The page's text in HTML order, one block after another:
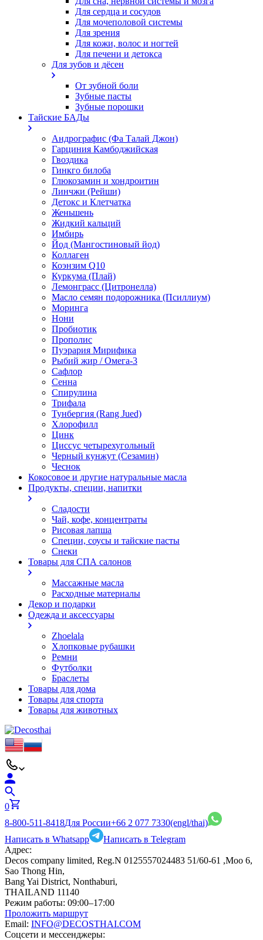
Для сердца и сосудов
Для мочеполовой системы
Для зрения
Для кожи, волос и ногтей
Для печени и детокса
Для зубов и дёсен
От зубной боли
Зубные пасты
Зубные порошки
Тайские БАДы
Андрографис (Фа Талай Джон)
Гарциния Камбоджийская
Гвоздика
Гинкго билоба
Глюкозамин и хондроитин
Линчжи (Рейши)
Детокс и Клетчатка
Женьшень
Жидкий кальций
Имбирь
Йод (Мангостиновый йод)
Коллаген
Коэнзим Q10
Куркума (Плай)
Лемонграсс (Цитронелла)
Масло семян подорожника (Псиллиум)
Моринга
Нони
Пробиотик
Прополис
Пуэрария Мирифика
Рыбий жир / Омега-3
Сафлор
Сенна
Спирулина
Трифала
Тунбергия (Rang Jued)
Хлорофилл
Цинк
Циссус четырехугольный
Черный кунжут (Сезамин)
Чеснок
Кокосовое и другие натуральные масла
Продукты, специи, напитки
Сладости
Чай, кофе, концентраты
Рисовая лапша
Специи, соусы и тайские пасты
Снеки
Товары для СПА салонов
Массажные масла
Расходные материалы
Декор и подарки
Одежда и аксессуары
Zhoelala
Хлопковые рубашки
Ремни
Футболки
Браслеты
Товары для дома
Товары для спорта
Товары для животных
0
8-800-511-8418Для России+66 2 077 7330(engl/thai)
Написать в Whatsapp
Написать в Telegram
Адрес:
Decos company limited, Reg.N 0125557024483 51/60-61 ,Moo 6,
Sao Thong Hin,
Bang Yai District, Nonthaburi,
THAILAND 11140
Режим работы: 09:00–17:00
Проложить маршрут
Email: INFO@DECOSTHAI.COM
Соцсети и мессенджеры: